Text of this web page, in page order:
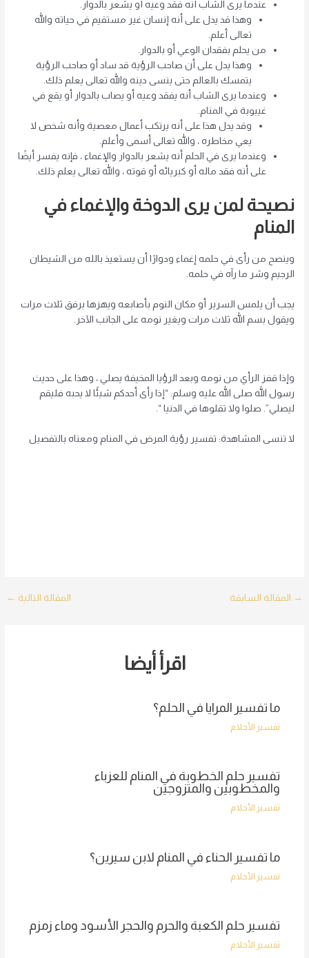
عندما يرى الشاب أنه فقد وعيه أو يشعر بالدوار.
وهذا قد يدل على أنه إنسان غير مستقيم في حياته والله
تعالى أعلم.
من يحلم بفقدان الوعي أو بالدوار.
وهذا يدل على أن صاحب الرؤية قد ساد أو صاحب الرؤية
يتمسك بالعالم حتى ينسى دينه والله تعالى يعلم ذلك.
وعندما يرى الشاب أنه يفقد وعيه أو يصاب بالدوار أو يقع في
غيبوبة في المنام.
وقد يدل هذا على أنه يرتكب أعمال معصية وأنه شخص لا
يعي مخاطره ، والله تعالى أسمى وأعلم.
وعندما يرى في الحلم أنه يشعر بالدوار والإغماء ، فإنه يفسر أيضًا
على أنه فقد ماله أو كبريائه أو قوته ، والله تعالى يعلم ذلك.
نصيحة لمن يرى الدوخة والإغماء في
المنام
وينصح من رأى في حلمه إغماء ودوارًا أن يستعيذ بالله من الشيطان
الرجيم وشر ما رآه في حلمه.
يجب أن يلمس السرير أو مكان النوم بأصابعه ويهزها برفق ثلاث مرات
ويقول بسم الله ثلاث مرات ويغير نومه على الجانب الآخر.
وإذا قفز الرأي من نومه وبعد الرؤيا المخيفة يصلي ، وهذا على حديث
رسول الله صلى الله عليه وسلم: “إذا رأى أحدكم شيئًا لا يحبه فليقم
ليصلي”. صلوا ولا تقلوها في الدنيا “.
لا تنسى المشاهدة: تفسير رؤية المرض في المنام ومعناه بالتفصيل
Post
→ المقالة السابقة المقالة التالية ←
اقرأ أيضا
ما تفسير المرايا في الحلم؟
تفسير الأحلام
تفسير حلم الخطوبة في المنام للعزباء
والمخطوبين والمتزوجين
تفسير الأحلام
ما تفسير الحناء في المنام لابن سيرين؟
تفسير الأحلام
تفسير حلم الكعبة والحرم والحجر الأسود وماء زمزم
تفسير الأحلام